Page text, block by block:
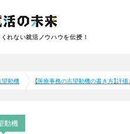
れない就活ノウハウを伝授！
望動機 【医療事務の志望動機の書き方】評
動機